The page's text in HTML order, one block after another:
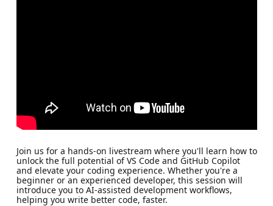
Join us for a hands-on livestream where you'll learn how to
unlock the full potential of VS Code and GitHub Copilot
and elevate your coding experience. Whether you're a
beginner or an experienced developer, this session will
introduce you to AI-assisted development workflows,
helping you write better code, faster.